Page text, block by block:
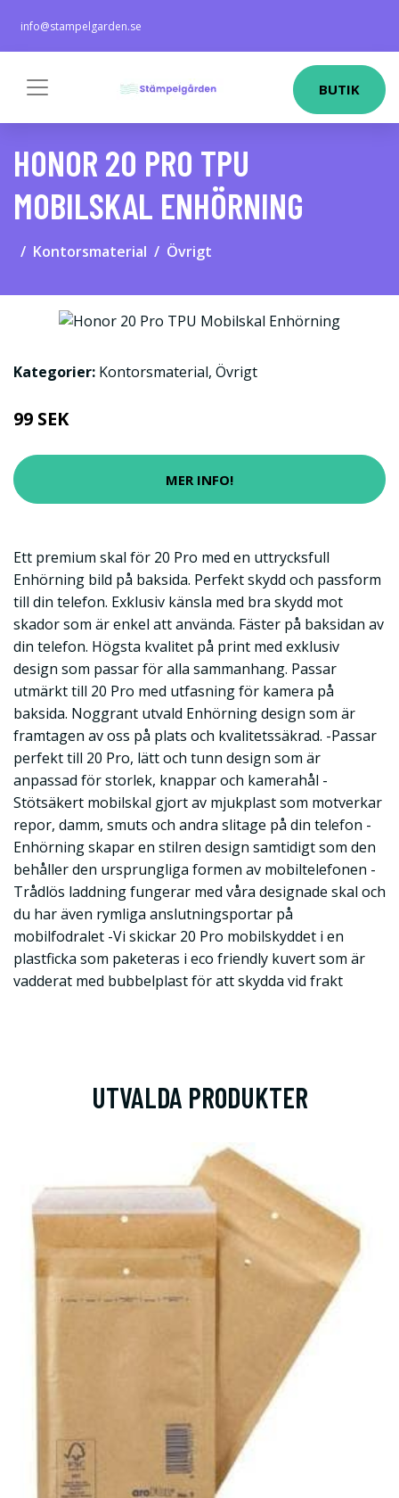
info@stampelgarden.se
BUTIK
HONOR 20 PRO TPU
MOBILSKAL ENHÖRNING
Kontorsmaterial Övrigt
Kategorier: Kontorsmaterial, Övrigt
99 SEK
MER INFO!
Ett premium skal för 20 Pro med en uttrycksfull
Enhörning bild på baksida. Perfekt skydd och passform
till din telefon. Exklusiv känsla med bra skydd mot
skador som är enkel att använda. Fäster på baksidan av
din telefon. Högsta kvalitet på print med exklusiv
design som passar för alla sammanhang. Passar
utmärkt till 20 Pro med utfasning för kamera på
baksida. Noggrant utvald Enhörning design som är
framtagen av oss på plats och kvalitetssäkrad. -Passar
perfekt till 20 Pro, lätt och tunn design som är
anpassad för storlek, knappar och kamerahål -
Stötsäkert mobilskal gjort av mjukplast som motverkar
repor, damm, smuts och andra slitage på din telefon -
Enhörning skapar en stilren design samtidigt som den
behåller den ursprungliga formen av mobiltelefonen -
Trådlös laddning fungerar med våra designade skal och
du har även rymliga anslutningsportar på
mobilfodralet -Vi skickar 20 Pro mobilskyddet i en
plastficka som paketeras i eco friendly kuvert som är
vadderat med bubbelplast för att skydda vid frakt
UTVALDA PRODUKTER